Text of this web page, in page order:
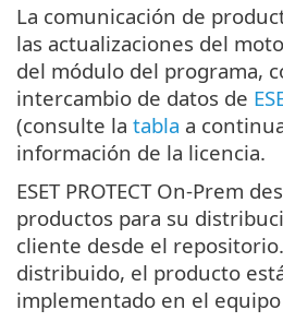
La comunicación de
las actualizaciones del
del módulo del programa,
intercambio de datos de
(consulte la tabla a
información de la licencia.
ESET PROTECT On-Prem
productos para su
cliente desde el
distribuido, el producto
implementado en el